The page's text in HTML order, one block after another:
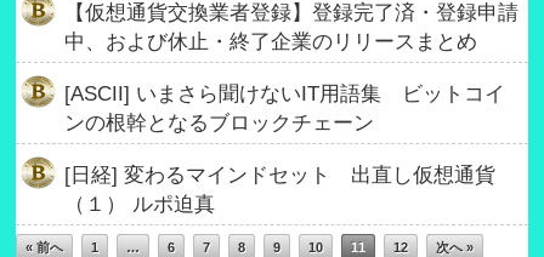
【仮想通貨交換業者登録】登録完了済・登録申請
中、および休止・終了企業のリリースまとめ
[ASCII] いまさら聞けないIT用語集 ビットコイ
ンの根幹となるブロックチェーン
[日経] 変わるマインドセット 出直し仮想通貨
（１） ルポ迫真
« 前へ 1 … 6 7 8 9 10 11 12 次へ »